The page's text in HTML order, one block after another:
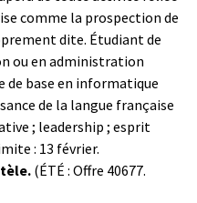
comme la prospection de
dite. Étudiant de
ou en administration
base en informatique
de la langue française
; leadership ; esprit
: 13 février.
(ÉTÉ : Offre 40677.